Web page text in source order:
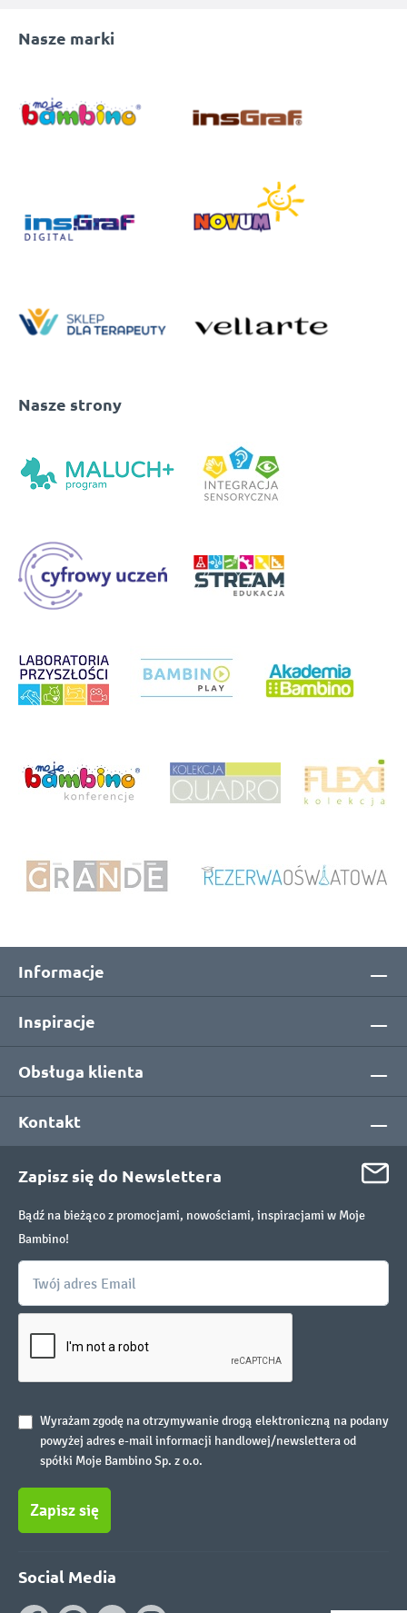
Nasze marki
Nasze strony
Informacje
Inspiracje
Obsługa klienta
Kontakt
Zapisz się do Newslettera
Bądź na bieżąco z promocjami, nowościami, inspiracjami w Moje
Bambino!
Wyrażam zgodę na otrzymywanie drogą elektroniczną na podany
powyżej adres e-mail informacji handlowej/newslettera od
spółki Moje Bambino Sp. z o.o.
Zapisz się
Social Media